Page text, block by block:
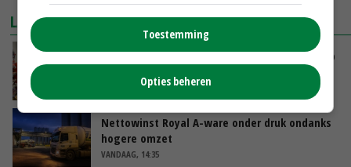
LAATSTE NIEUWS
Oorlogen en El Niño stuwen voedselprijzen op
VANDAAG, 15:04
Nettowinst Royal A-ware onder druk ondanks
hogere omzet
VANDAAG, 14:35
Toestemming
Opties beheren